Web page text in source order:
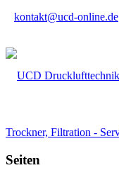
kontakt@ucd-online.de
Seiten